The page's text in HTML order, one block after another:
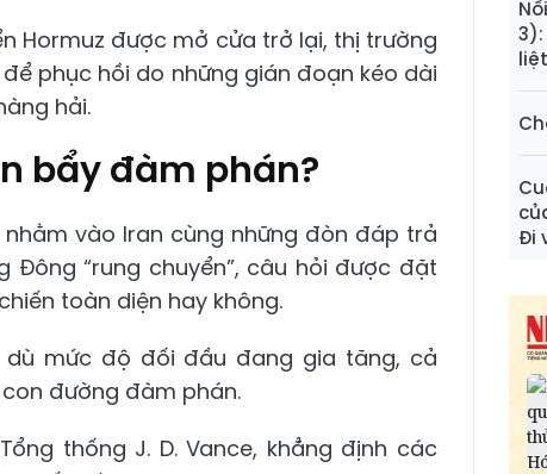
Hormuz được mở cửa trở lại, thị trường
phục hồi do những gián đoạn kéo dài
hải.
bẩy đàm phán?
vào Iran cùng những đòn đáp trả
Đông “rung chuyển”, câu hỏi được đặt
toàn diện hay không.
dù mức độ đối đầu đang gia tăng, cả
đường đàm phán.
thống J. D. Vance, khẳng định các
Đi